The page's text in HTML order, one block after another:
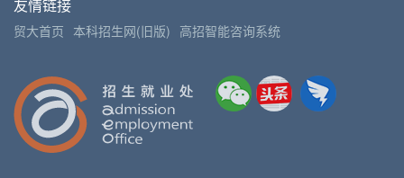
友情链接
贸大首页 本科招生网(旧版) 高招智能咨询系统